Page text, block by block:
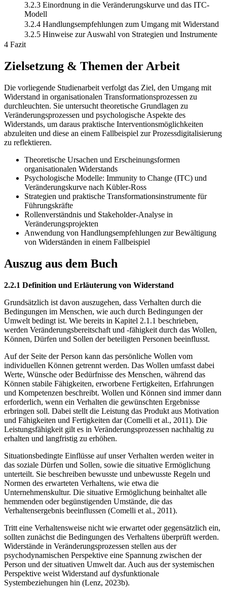
3.2.3 Einordnung in die Veränderungskurve und das ITC-
Modell
3.2.4 Handlungsempfehlungen zum Umgang mit Widerstand
3.2.5 Hinweise zur Auswahl von Strategien und Instrumente
4 Fazit
Zielsetzung & Themen der Arbeit
Die vorliegende Studienarbeit verfolgt das Ziel, den Umgang mit
Widerstand in organisationalen Transformationsprozessen zu
durchleuchten. Sie untersucht theoretische Grundlagen zu
Veränderungsprozessen und psychologische Aspekte des
Widerstands, um daraus praktische Interventionsmöglichkeiten
abzuleiten und diese an einem Fallbeispiel zur Prozessdigitalisierung
zu reflektieren.
Theoretische Ursachen und Erscheinungsformen
organisationalen Widerstands
Psychologische Modelle: Immunity to Change (ITC) und
Veränderungskurve nach Kübler-Ross
Strategien und praktische Transformationsinstrumente für
Führungskräfte
Rollenverständnis und Stakeholder-Analyse in
Veränderungsprojekten
Anwendung von Handlungsempfehlungen zur Bewältigung
von Widerständen in einem Fallbeispiel
Auszug aus dem Buch
2.2.1 Definition und Erläuterung von Widerstand
Grundsätzlich ist davon auszugehen, dass Verhalten durch die
Bedingungen im Menschen, wie auch durch Bedingungen der
Umwelt bedingt ist. Wie bereits in Kapitel 2.1.1 beschrieben,
werden Veränderungsbereitschaft und -fähigkeit durch das Wollen,
Können, Dürfen und Sollen der beteiligten Personen beeinflusst.
Auf der Seite der Person kann das persönliche Wollen vom
individuellen Können getrennt werden. Das Wollen umfasst dabei
Werte, Wünsche oder Bedürfnisse des Menschen, während das
Können stabile Fähigkeiten, erworbene Fertigkeiten, Erfahrungen
und Kompetenzen beschreibt. Wollen und Können sind immer dann
erforderlich, wenn ein Verhalten die gewünschten Ergebnisse
erbringen soll. Dabei stellt die Leistung das Produkt aus Motivation
und Fähigkeiten und Fertigkeiten dar (Comelli et al., 2011). Die
Leistungsfähigkeit gilt es in Veränderungsprozessen nachhaltig zu
erhalten und langfristig zu erhöhen.
Situationsbedingte Einflüsse auf unser Verhalten werden weiter in
das soziale Dürfen und Sollen, sowie die situative Ermöglichung
unterteilt. Sie beschreiben bewusste und unbewusste Regeln und
Normen des erwarteten Verhaltens, wie etwa die
Unternehmenskultur. Die situative Ermöglichung beinhaltet alle
hemmenden oder begünstigenden Umstände, die das
Verhaltensergebnis beeinflussen (Comelli et al., 2011).
Tritt eine Verhaltensweise nicht wie erwartet oder gegensätzlich ein,
sollten zunächst die Bedingungen des Verhaltens überprüft werden.
Widerstände in Veränderungsprozessen stellen aus der
psychodynamischen Perspektive eine Spannung zwischen der
Person und der situativen Umwelt dar. Auch aus der systemischen
Perspektive weist Widerstand auf dysfunktionale
Systembeziehungen hin (Lenz, 2023b).